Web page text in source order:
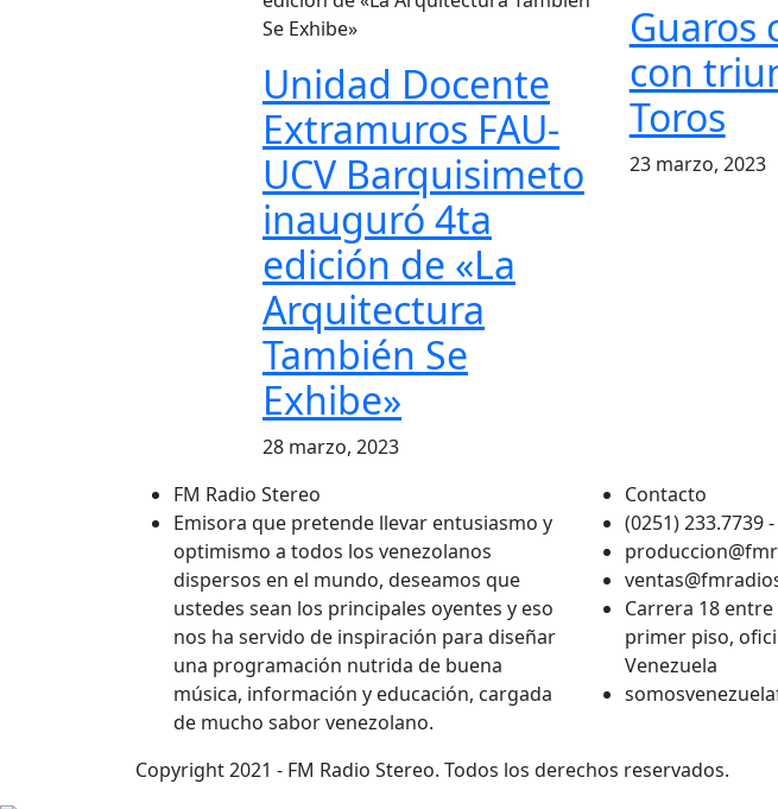
Unidad Docente
Extramuros FAU-
UCV Barquisimeto
inauguró 4ta
edición de «La
Arquitectura
También Se
Exhibe»
28 marzo, 2023
Guaros
con
Toros
23 marzo, 2023
FM Radio Stereo
Emisora que pretende llevar entusiasmo y
optimismo a todos los venezolanos
dispersos en el mundo, deseamos que
ustedes sean los principales oyentes y eso
nos ha servido de inspiración para diseñar
una programación nutrida de buena
música, información y educación, cargada
de mucho sabor venezolano.
Contacto
(0251) 233.7739
Carrera 18 entre
primer piso,
Venezuela
Copyright 2021 - FM Radio Stereo. Todos los derechos reservados.